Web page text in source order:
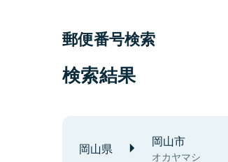
郵便番号検索
検索結果
岡山県 岡山市
オカヤマシ